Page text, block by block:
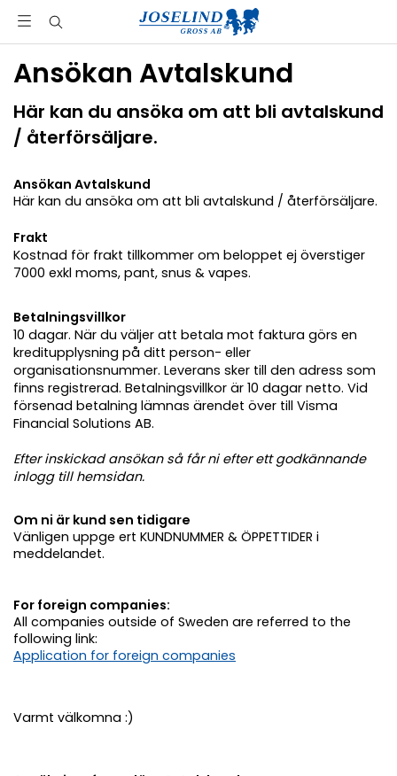
Ansökan Avtalskund
Här kan du ansöka om att bli avtalskund
/ återförsäljare.
Ansökan Avtalskund
Här kan du ansöka om att bli avtalskund / återförsäljare.
Frakt
Kostnad för frakt tillkommer om beloppet ej överstiger
7000 exkl moms, pant, snus & vapes.
Betalningsvillkor
10 dagar. När du väljer att betala mot faktura görs en
kreditupplysning på ditt person- eller
organisationsnummer. Leverans sker till den adress som
finns registrerad. Betalningsvillkor är 10 dagar netto. Vid
försenad betalning lämnas ärendet över till Visma
Financial Solutions AB.
Efter inskickad ansökan så får ni efter ett godkännande
inlogg till hemsidan.
Om ni är kund sen tidigare
Vänligen uppge ert KUNDNUMMER & ÖPPETTIDER i
meddelandet.
For foreign companies:
All companies outside of Sweden are referred to the
following link:
Application for foreign companies
Varmt välkomna :)